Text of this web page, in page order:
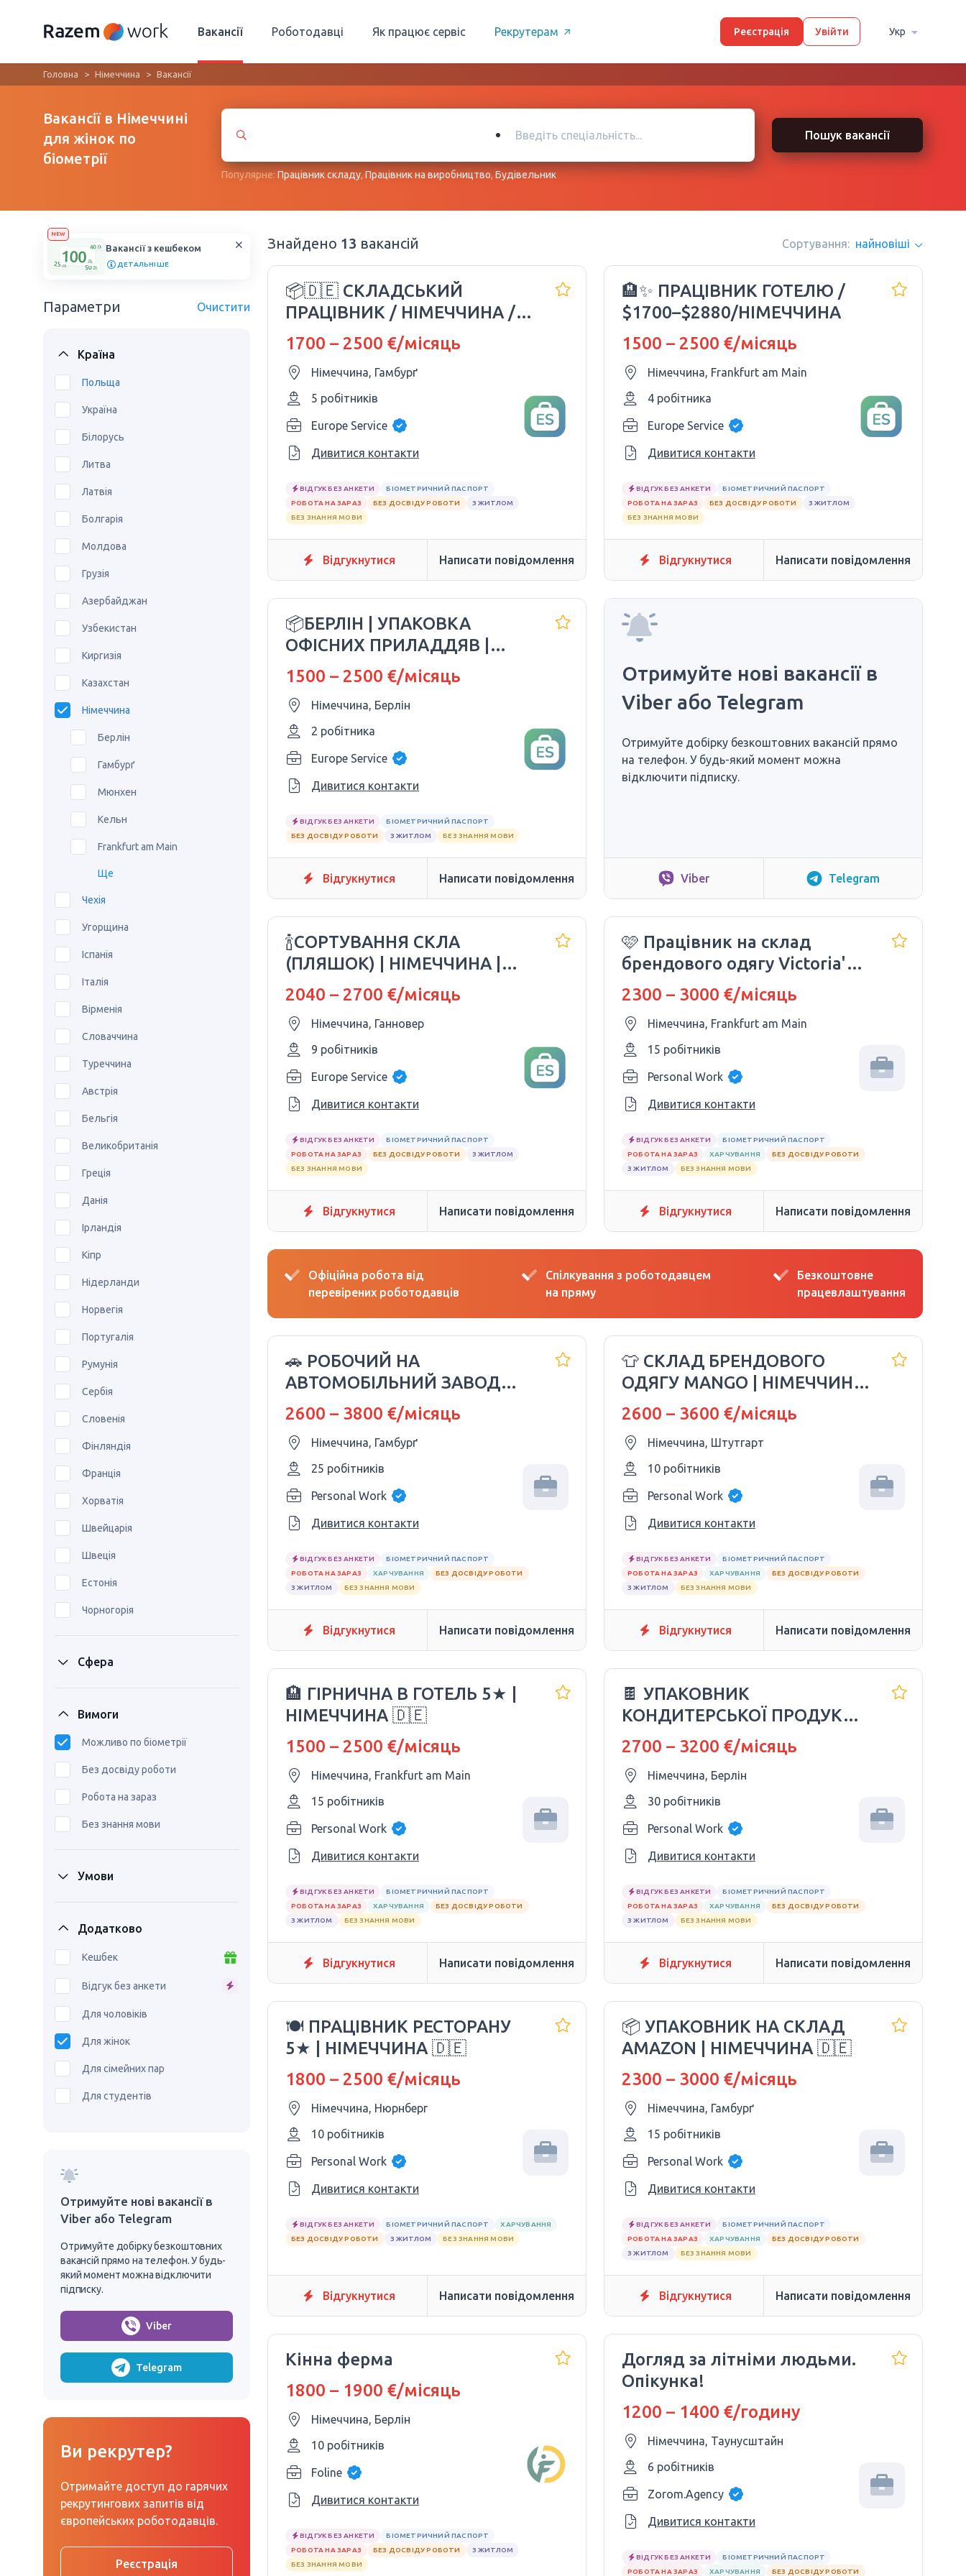
Вакансії Роботодавці Як працює сервіс Рекрутерам Реєстрація Увійти Укр
Головна Німеччина Вакансії
Вакансії в Німеччині
для жінок по
біометрії
Пошук вакансії
Популярне:Працівник складу,Працівник на виробництво,Будівельник
NEW
Вакансії з кешбеком
ДЕТАЛЬНІШЕ
Параметри Очистити
Країна
Польща
Україна
Білорусь
Литва
Латвія
Болгарія
Молдова
Грузія
Азербайджан
Узбекистан
Киргизія
Казахстан
Німеччина
Берлін
Гамбурґ
Мюнхен
Кельн
Frankfurt am Main
Ще
Чехія
Угорщина
Іспанія
Італія
Вірменія
Словаччина
Туреччина
Австрія
Бельгія
Великобританія
Греція
Данія
Ірландія
Кіпр
Нідерланди
Норвегія
Португалія
Румунія
Сербія
Словенія
Фінляндія
Франція
Хорватія
Швейцарія
Швеція
Естонія
Чорногорія
Сфера
Вимоги
Можливо по біометрії
Без досвіду роботи
Робота на зараз
Без знання мови
Умови
Додатково
Кешбек
Відгук без анкети
Для чоловіків
Для жінок
Для сімейних пар
Для студентів
Отримуйте нові вакансії в
Viber або Telegram
Отримуйте добірку безкоштовних
вакансій прямо на телефон. У будь-
який момент можна відключити
підписку.
Viber
Telegram
Ви рекрутер?
Отримайте доступ до гарячих
рекрутингових запитів від
європейських роботодавців.
Реєстрація
Знайдено 13 вакансій Сортування: найновіші
📦🇩🇪 СКЛАДСЬКИЙ
ПРАЦІВНИК / НІМЕЧЧИНА /
1700–2500€
1700 – 2500 €/місяць
Німеччина, Гамбурґ
5 робітників
Europe Service
Дивитися контакти
ВІДГУК БЕЗ АНКЕТИ
БІОМЕТРИЧНИЙ ПАСПОРТ
РОБОТА НА ЗАРАЗ
БЕЗ ДОСВІДУ РОБОТИ
З ЖИТЛОМ
БЕЗ ЗНАННЯ МОВИ
Відгукнутися Написати повідомлення
🏨✨ ПРАЦІВНИК ГОТЕЛЮ /
$1700–$2880/НІМЕЧЧИНА
1500 – 2500 €/місяць
Німеччина, Frankfurt am Main
4 робітника
Europe Service
Дивитися контакти
ВІДГУК БЕЗ АНКЕТИ
БІОМЕТРИЧНИЙ ПАСПОРТ
РОБОТА НА ЗАРАЗ
БЕЗ ДОСВІДУ РОБОТИ
З ЖИТЛОМ
БЕЗ ЗНАННЯ МОВИ
Відгукнутися Написати повідомлення
📦БЕРЛІН | УПАКОВКА
ОФІСНИХ ПРИЛАДДЯВ |
$1500–2500
1500 – 2500 €/місяць
Німеччина, Берлін
2 робітника
Europe Service
Дивитися контакти
ВІДГУК БЕЗ АНКЕТИ
БІОМЕТРИЧНИЙ ПАСПОРТ
БЕЗ ДОСВІДУ РОБОТИ
З ЖИТЛОМ БЕЗ ЗНАННЯ МОВИ
Відгукнутися Написати повідомлення
Отримуйте нові вакансії в
Viber або Telegram
Отримуйте добірку безкоштовних вакансій прямо
на телефон. У будь-який момент можна
відключити підписку.
Viber Telegram
🍾СОРТУВАННЯ СКЛА
(ПЛЯШОК) | НІМЕЧЧИНА |
€2040–€2700
2040 – 2700 €/місяць
Німеччина, Ганновер
9 робітників
Europe Service
Дивитися контакти
ВІДГУК БЕЗ АНКЕТИ
БІОМЕТРИЧНИЙ ПАСПОРТ
РОБОТА НА ЗАРАЗ
БЕЗ ДОСВІДУ РОБОТИ
З ЖИТЛОМ
БЕЗ ЗНАННЯ МОВИ
Відгукнутися Написати повідомлення
🩷 Працівник на склад
брендового одягу Victoria's
Secret
2300 – 3000 €/місяць
Німеччина, Frankfurt am Main
15 робітників
Personal Work
Дивитися контакти
ВІДГУК БЕЗ АНКЕТИ
БІОМЕТРИЧНИЙ ПАСПОРТ
РОБОТА НА ЗАРАЗ
ХАРЧУВАННЯ
БЕЗ ДОСВІДУ РОБОТИ
З ЖИТЛОМ
БЕЗ ЗНАННЯ МОВИ
Відгукнутися Написати повідомлення
Офіційна робота від
перевірених роботодавців
Спілкування з роботодавцем
на пряму
Безкоштовне
працевлаштування
🚗 РОБОЧИЙ НА
АВТОМОБІЛЬНИЙ ЗАВОД
VOLKSWAGEN
2600 – 3800 €/місяць
Німеччина, Гамбурґ
25 робітників
Personal Work
Дивитися контакти
ВІДГУК БЕЗ АНКЕТИ
БІОМЕТРИЧНИЙ ПАСПОРТ
РОБОТА НА ЗАРАЗ
ХАРЧУВАННЯ
БЕЗ ДОСВІДУ РОБОТИ
З ЖИТЛОМ
БЕЗ ЗНАННЯ МОВИ
Відгукнутися Написати повідомлення
👕 СКЛАД БРЕНДОВОГО
ОДЯГУ MANGO | НІМЕЧЧИНА
🇩🇪
2600 – 3600 €/місяць
Німеччина, Штутгарт
10 робітників
Personal Work
Дивитися контакти
ВІДГУК БЕЗ АНКЕТИ
БІОМЕТРИЧНИЙ ПАСПОРТ
РОБОТА НА ЗАРАЗ
ХАРЧУВАННЯ
БЕЗ ДОСВІДУ РОБОТИ
З ЖИТЛОМ
БЕЗ ЗНАННЯ МОВИ
Відгукнутися Написати повідомлення
🏨 ГІРНИЧНА В ГОТЕЛЬ 5★ |
НІМЕЧЧИНА 🇩🇪
1500 – 2500 €/місяць
Німеччина, Frankfurt am Main
15 робітників
Personal Work
Дивитися контакти
ВІДГУК БЕЗ АНКЕТИ
БІОМЕТРИЧНИЙ ПАСПОРТ
РОБОТА НА ЗАРАЗ
ХАРЧУВАННЯ
БЕЗ ДОСВІДУ РОБОТИ
З ЖИТЛОМ
БЕЗ ЗНАННЯ МОВИ
Відгукнутися Написати повідомлення
🍫 УПАКОВНИК
КОНДИТЕРСЬКОЇ ПРОДУКЦІЇ
SNICKERS | НІМЕЧЧИНА 🇩🇪
2700 – 3200 €/місяць
Німеччина, Берлін
30 робітників
Personal Work
Дивитися контакти
ВІДГУК БЕЗ АНКЕТИ
БІОМЕТРИЧНИЙ ПАСПОРТ
РОБОТА НА ЗАРАЗ
ХАРЧУВАННЯ
БЕЗ ДОСВІДУ РОБОТИ
З ЖИТЛОМ
БЕЗ ЗНАННЯ МОВИ
Відгукнутися Написати повідомлення
🍽 ПРАЦІВНИК РЕСТОРАНУ
5★ | НІМЕЧЧИНА 🇩🇪
1800 – 2500 €/місяць
Німеччина, Нюрнберг
10 робітників
Personal Work
Дивитися контакти
ВІДГУК БЕЗ АНКЕТИ БІОМЕТРИЧНИЙ ПАСПОРТ
ХАРЧУВАННЯ
БЕЗ ДОСВІДУ РОБОТИ
З ЖИТЛОМ БЕЗ ЗНАННЯ МОВИ
Відгукнутися Написати повідомлення
📦 УПАКОВНИК НА СКЛАД
AMAZON | НІМЕЧЧИНА 🇩🇪
2300 – 3000 €/місяць
Німеччина, Гамбурґ
15 робітників
Personal Work
Дивитися контакти
ВІДГУК БЕЗ АНКЕТИ
БІОМЕТРИЧНИЙ ПАСПОРТ
РОБОТА НА ЗАРАЗ
ХАРЧУВАННЯ
БЕЗ ДОСВІДУ РОБОТИ
З ЖИТЛОМ
БЕЗ ЗНАННЯ МОВИ
Відгукнутися Написати повідомлення
Кінна ферма
1800 – 1900 €/місяць
Німеччина, Берлін
10 робітників
Foline
Дивитися контакти
ВІДГУК БЕЗ АНКЕТИ
БІОМЕТРИЧНИЙ ПАСПОРТ
РОБОТА НА ЗАРАЗ
БЕЗ ДОСВІДУ РОБОТИ
З ЖИТЛОМ
БЕЗ ЗНАННЯ МОВИ
Догляд за літніми людьми.
Опікунка!
1200 – 1400 €/годину
Німеччина, Таунусштайн
6 робітників
Zorom.Agency
Дивитися контакти
ВІДГУК БЕЗ АНКЕТИ
БІОМЕТРИЧНИЙ ПАСПОРТ
РОБОТА НА ЗАРАЗ
ХАРЧУВАННЯ БЕЗ ДОСВІДУ РОБОТИ